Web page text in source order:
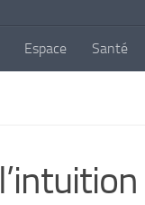
Espace Santé